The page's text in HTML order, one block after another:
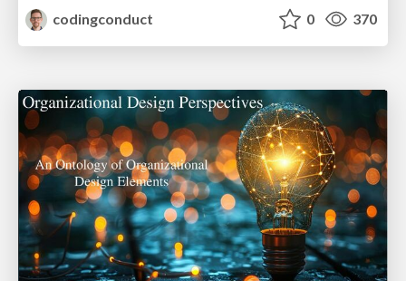
codingconduct
0 370